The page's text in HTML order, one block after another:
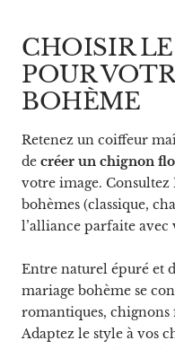
CHOISIR
POUR
BOHÈME
Retenez un coiffeur
de créer un chignon
votre image. Consultez
bohèmes (classique,
l’alliance parfaite avec
Entre naturel épuré et
mariage bohème se
romantiques, chignons
Adaptez le style à vos